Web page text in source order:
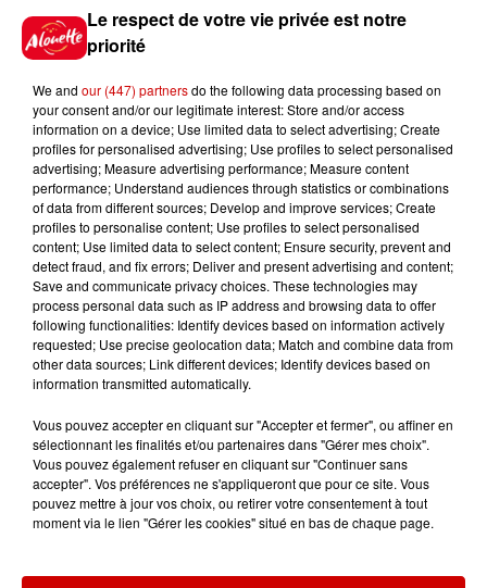
Gagnez vos places pour le
Festival du Roi Arthur 2026 !
Gagnez vos entrées pour le
Musée du Sport Automobile au
Mans !
Alouette vous invite à
Futuroscope Xperiences !
Le Duel - Gagnez votre balade
en jet ski !
Le respect de votre vie privée est notre
priorité
We and our (447) partnersdo the following data processing based on
your consent and/or our legitimate interest: Store and/or access
information on a device; Use limited data to select advertising; Create
profiles for personalised advertising; Use profiles to select personalised
advertising; Measure advertising performance; Measure content
performance; Understand audiences through statistics or combinations
of data from different sources; Develop and improve services; Create
profiles to personalise content; Use profiles to select personalised
content; Use limited data to select content; Ensure security, prevent and
detect fraud, and fix errors; Deliver and present advertising and content;
Save and communicate privacy choices. These technologies may
process personal data such as IP address and browsing data to offer
following functionalities: Identify devices based on information actively
requested; Use precise geolocation data; Match and combine data from
other data sources; Link different devices; Identify devices based on
information transmitted automatically.
Vous pouvez accepter en cliquant sur "Accepter et fermer", ou affiner en
sélectionnant les finalités et/ou partenaires dans "Gérer mes choix".
Vous pouvez également refuser en cliquant sur "Continuer sans
accepter". Vos préférences ne s'appliqueront que pour ce site. Vous
pouvez mettre à jour vos choix, ou retirer votre consentement à tout
moment via le lien "Gérer les cookies" situé en bas de chaque page.